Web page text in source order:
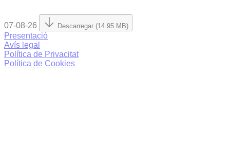
07-08-26 Descarregar (14.95 MB)
Presentació
Avís legal
Política de Privacitat
Política de Cookies